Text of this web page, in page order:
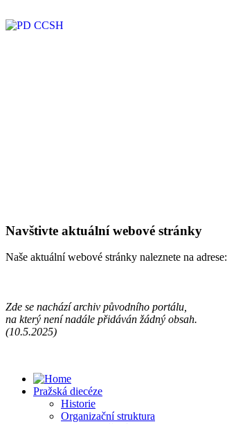
Navštivte aktuální webové stránky
Naše aktuální webové stránky naleznete na adrese:
Zde se nachází archiv původního portálu,
na který není nadále přidáván žádný obsah.
(10.5.2025)
Pražská diecéze
Historie
Organizační struktura